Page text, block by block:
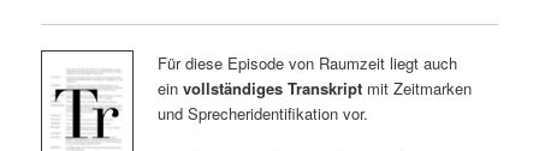
Für diese Episode von Raumzeit liegt auch
ein vollständiges Transkriptmit Zeitmarken
und Sprecheridentifikation vor.